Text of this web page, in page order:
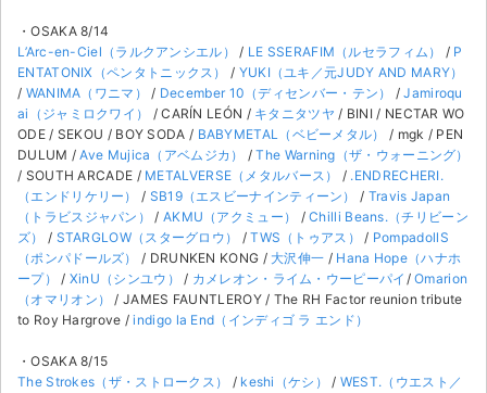
・OSAKA 8/14
L’Arc-en-Ciel（ラルクアンシエル）
/ LE SSERAFIM（ルセラフィム） / P
ENTATONIX（ペンタトニックス）
/ YUKI（ユキ／元JUDY AND MARY）
/ WANIMA（ワニマ） / December 10（ディセンバー・テン） /Jamiroqu
ai（ジャミロクワイ）
/ CARÍN LEÓN / キタニタツヤ / BINI / NECTAR WO
ODE / SEKOU / BOY SODA / BABYMETAL（ベビーメタル）
/ mgk / PEN
DULUM /Ave Mujica（アベムジカ） /The Warning（ザ・ウォーニング）
/ SOUTH ARCADE / METALVERSE（メタルバース） / .ENDRECHERI.
（エンドリケリー）
/ SB19（エスビーナインティーン） / Travis Japan
（トラビスジャパン）
/ AKMU（アクミュー） /Chilli Beans.（チリビーン
ズ）
/ STARGLOW（スターグロウ） /TWS（トゥアス） / PompadollS
（ポンパドールズ）
/ DRUNKEN KONG / 大沢伸一 / Hana Hope（ハナホ
ープ）
/ XinU（シンユウ） / カメレオン・ライム・ウーピーパイ /Omarion
（オマリオン）
/ JAMES FAUNTLEROY / The RH Factor reunion tribute
to Roy Hargrove /indigo la End（インディゴ ラ エンド）
・OSAKA 8/15
The Strokes（ザ・ストロークス）
/ keshi（ケシ） / WEST.（ウエスト／